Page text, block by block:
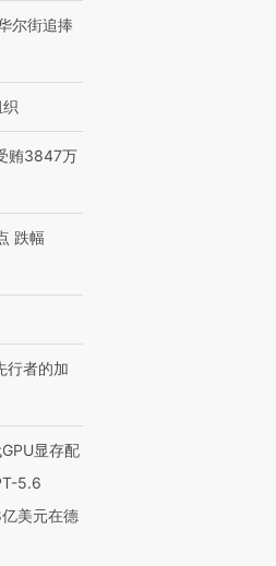
尔街追捧
贿3847万
跌幅
行者的加
显存配
5.6
美元在德